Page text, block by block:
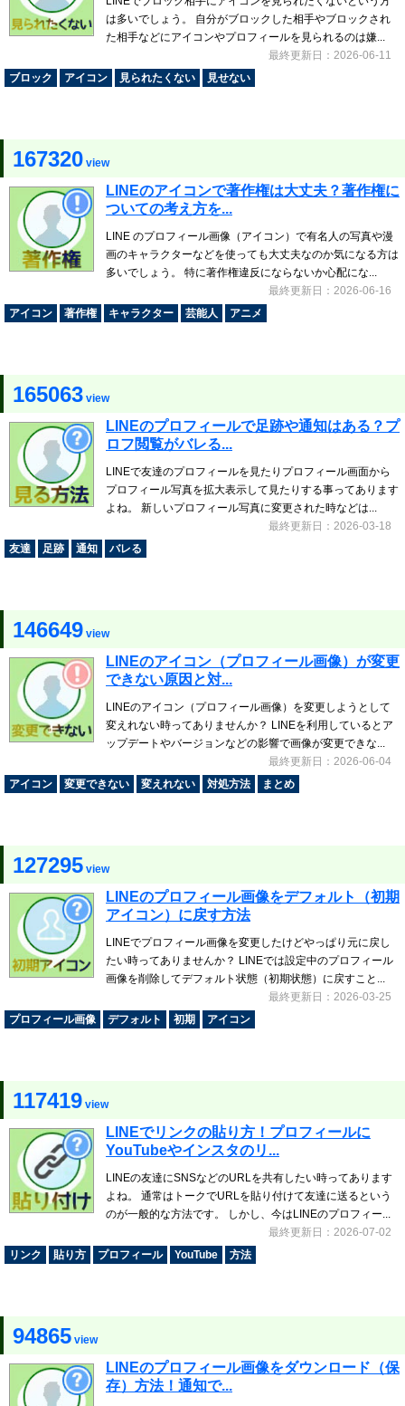
は多いでしょう。 自分がブロックした相手やブロックされ
た相手などにアイコンやプロフィールを見られるのは嫌...
最終更新日：2026-06-11
ブロック
アイコン 見られたくない 見せない
167320 view
LINEのアイコンで著作権は大丈夫？著作権に
ついての考え方を...
LINE のプロフィール画像（アイコン）で有名人の写真や漫
画のキャラクターなどを使っても大丈夫なのか気になる方は
多いでしょう。 特に著作権違反にならないか心配にな...
最終更新日：2026-06-16
アイコン
著作権 キャラクター 芸能人 アニメ
165063 view
LINEのプロフィールで足跡や通知はある？プ
ロフ閲覧がバレる...
LINEで友達のプロフィールを見たりプロフィール画面から
プロフィール写真を拡大表示して見たりする事ってあります
よね。 新しいプロフィール写真に変更された時などは...
最終更新日：2026-03-18
友達
足跡 通知 バレる
146649 view
LINEのアイコン（プロフィール画像）が変更
できない原因と対...
LINEのアイコン（プロフィール画像）を変更しようとして
変えれない時ってありませんか？ LINEを利用しているとア
ップデートやバージョンなどの影響で画像が変更できな...
最終更新日：2026-06-04
アイコン
変更できない 変えれない 対処方法 まとめ
127295 view
LINEのプロフィール画像をデフォルト（初期
アイコン）に戻す方法
LINEでプロフィール画像を変更したけどやっぱり元に戻し
たい時ってありませんか？ LINEでは設定中のプロフィール
画像を削除してデフォルト状態（初期状態）に戻すこと...
最終更新日：2026-03-25
プロフィール画像
デフォルト 初期 アイコン
117419 view
LINEでリンクの貼り方！プロフィールに
YouTubeやインスタのリ...
LINEの友達にSNSなどのURLを共有したい時ってあります
よね。 通常はトークでURLを貼り付けて友達に送るという
のが一般的な方法です。 しかし、今はLINEのプロフィー...
最終更新日：2026-07-02
リンク
貼り方 プロフィール YouTube 方法
94865 view
LINEのプロフィール画像をダウンロード（保
存）方法！通知で...